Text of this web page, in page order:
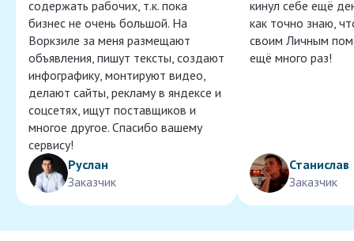
содержать рабочих, т.к. пока
бизнес не очень большой. На
Воркзиле за меня размещают
объявления, пишут тексты, создают
инфографику, монтируют видео,
делают сайты, рекламу в яндексе и
соцсетях, ищут поставщиков и
многое другое. Спасибо вашему
сервису!
Руслан
Заказчик
кинул себе ещё
как точно знаю,
своим Личным
ещё много раз!
Станислав
Заказчик